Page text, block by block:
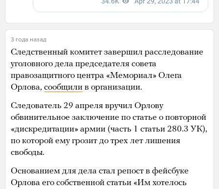
3 года назад
Следственный комитет завершил расследование
уголовного дела председателя совета
правозащитного центра «Мемориал» Олега
Орлова, сообщили в организации.
Следователь 29 апреля вручил Орлову
обвинительное заключение по статье о повторной
«дискредитации» армии (часть 1 статьи 280.3 УК),
по которой ему грозит до трех лет лишения
свободы.
Основанием для дела стал репост в фейсбуке
Орлова его собственной статьи «Им хотелось